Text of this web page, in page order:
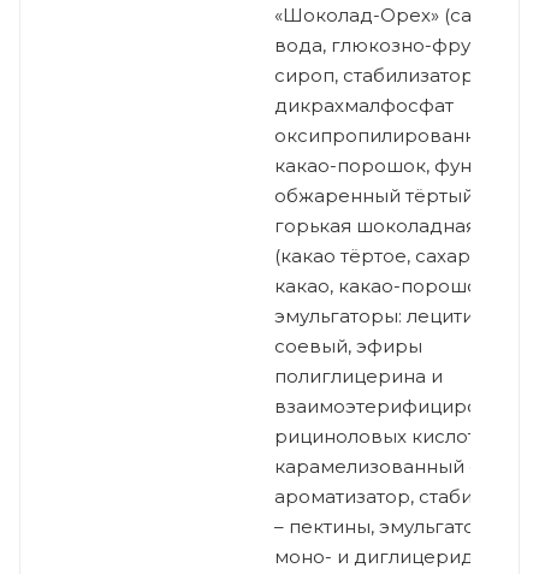
«Шоколад-Орех» (сахар,
вода, глюкозно-
сироп, стабилизатор –
дикрахмалфосфат
оксипропилированный,
какао-порошок, фундук
обжаренный тёртый,
горькая шоколадная масса
(какао тёртое, сахар, масло
какао, какао-порошок,
эмульгаторы: лецитин
соевый, эфиры
полиглицерина и
рициноловых кислот),
карамелизованный сахар,
ароматизатор,
– пектины, эмульгатор –
моно- и диглицериды